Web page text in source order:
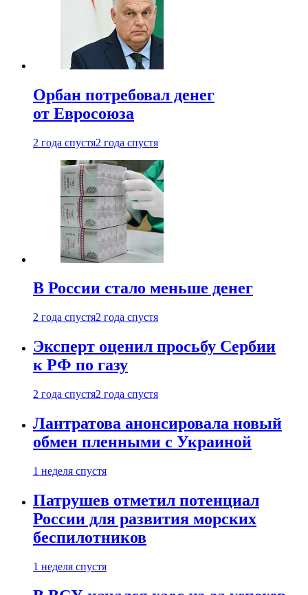
Орбан потребовал денег
от Евросоюза
2 года спустя2 года спустя
В России стало меньше денег
2 года спустя2 года спустя
Эксперт оценил просьбу Сербии
к РФ по газу
2 года спустя2 года спустя
Лантратова анонсировала новый
обмен пленными с Украиной
1 неделя спустя
Патрушев отметил потенциал
России для развития морских
беспилотников
1 неделя спустя